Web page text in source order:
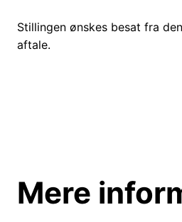
Stillingen ønskes besat fra
aftale.
Mere